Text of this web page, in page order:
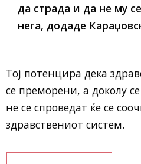
да страда и да не му
нега, додаде
Тој потенцира дека
се преморени, а доколу
не се спроведат ќе се
здравствениот систем.